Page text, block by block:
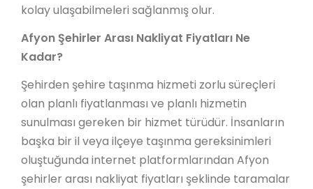
kolay ulaşabilmeleri sağlanmış olur.
Afyon Şehirler Arası Nakliyat Fiyatları Ne
Kadar?
Şehirden şehire taşınma hizmeti zorlu süreçleri
olan planlı fiyatlanması ve planlı hizmetin
sunulması gereken bir hizmet türüdür. İnsanların
başka bir il veya ilçeye taşınma gereksinimleri
oluştuğunda internet platformlarından Afyon
şehirler arası nakliyat fiyatları şeklinde taramalar